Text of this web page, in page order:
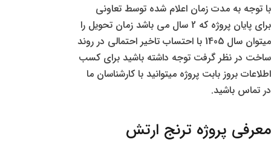
با توجه به مدت زمان اعلام شده توسط تعاونی
برای پایان پروژه که 2 سال می باشد زمان تحویل را
میتوان سال 1405 با احتساب تاخیر احتمالی در روند
ساخت در نظر گرفت توجه داشته باشید برای کسب
اطلاعات بروز بابت پروژه میتوانید با کارشناسان ما
در تماس باشید.
معرفی پروژه ترنج ارتش